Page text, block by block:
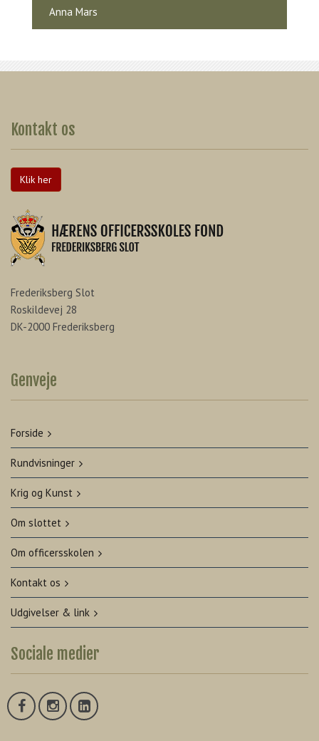
Anna Mars
Kontakt os
Klik her
Frederiksberg Slot
Roskildevej 28
DK-2000 Frederiksberg
Genveje
Forside
Rundvisninger
Krig og Kunst
Om slottet
Om officersskolen
Kontakt os
Udgivelser & link
Sociale medier